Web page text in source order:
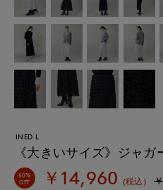
INED L
《大きいサイズ》ジャガ
60%
OFF
￥14,960 (税込)